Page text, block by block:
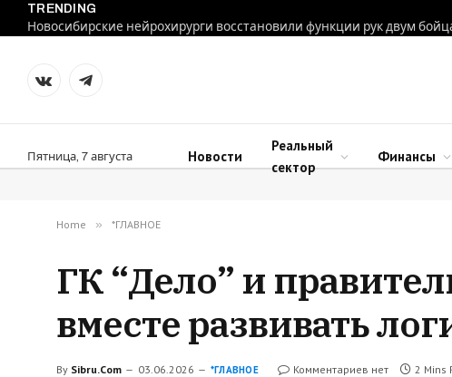
TRENDING
VKontakteTelegram
Пятница, 7 августа Новости
Реальный
сектор
Финансы
Home » *ГЛАВНОЕ
ГК “Дело” и
вместе развивать
By Sibru.Com 03.06.2026 *ГЛАВНОЕ Комментариев нет 2 Mins